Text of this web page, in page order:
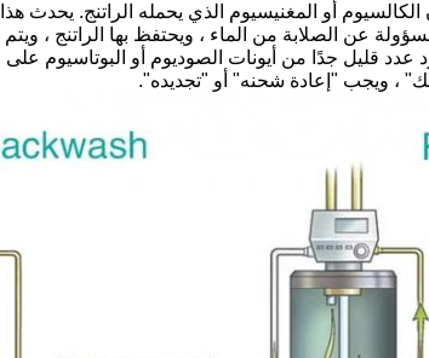
أو المغنيسيوم الذي يحمله الراتنج. يحدث
عن الصلابة من الماء ، ويحتفظ بها الراتنج ،
قليل جدًا من أيونات الصوديوم أو البوتاسيوم على
، ويجب "إعادة شحنه" أو "تجديده".